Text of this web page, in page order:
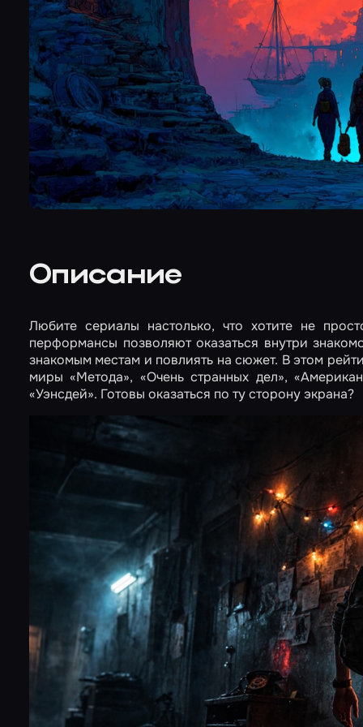
Описание
Любите сериалы настолько, что хотите не
перформансы позволяют оказаться внутри
знакомым местам и повлиять на сюжет. В этом
миры «Метода», «Очень странных дел»,
«Уэнсдей». Готовы оказаться по ту сторону экрана?